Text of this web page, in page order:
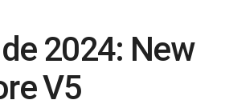
2024: New
V5